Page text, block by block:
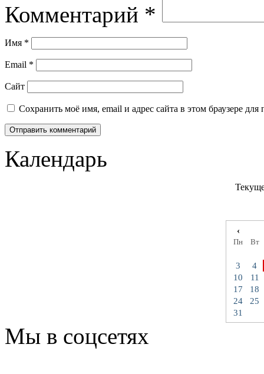
Комментарий *
Имя *
Email *
Сайт
Сохранить моё имя, email и адрес сайта в этом браузере
Календарь
‹
Пн Вт
3
4
10
11
17
18
24
25
31
Мы в соцсетях